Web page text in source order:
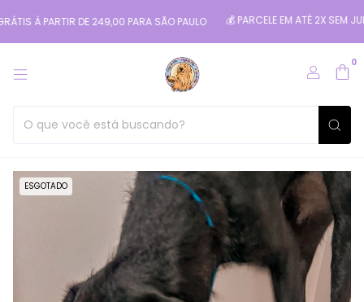
PARTIR DE 249,00 PARA SÃO PAULO 💰 PARCELE EM ATÉ 2X SEM JUROS
0
ESGOTADO